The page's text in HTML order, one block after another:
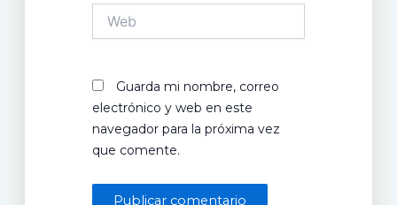
Guarda mi nombre, correo
electrónico y web en este
navegador para la próxima vez
que comente.